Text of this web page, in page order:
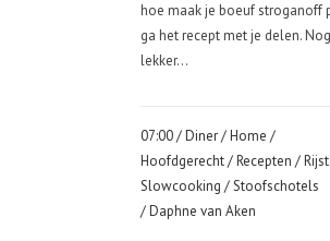
hoe maak je boeuf stroganoff
ga het recept met je delen.
lekker...
07:00 /Diner/Home /
Hoofdgerecht/Recepten /Rijst
Slowcooking /Stoofschotels
/ Daphne van Aken